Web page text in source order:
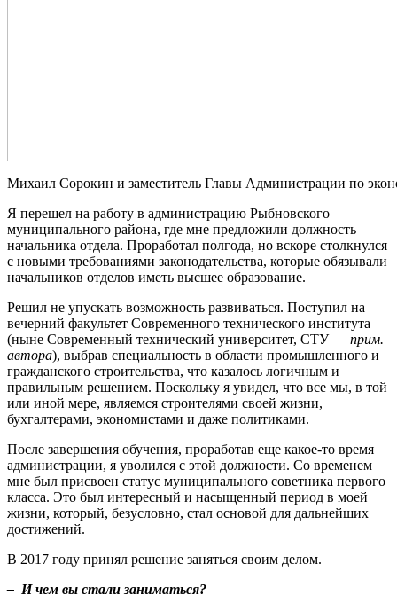
Михаил Сорокин и заместитель Главы Администрации по
Я перешел на работу в администрацию Рыбновского
муниципального района, где мне предложили должность
начальника отдела. Проработал полгода, но вскоре столкнулся
с новыми требованиями законодательства, которые обязывали
начальников отделов иметь высшее образование.
Решил не упускать возможность развиваться. Поступил на
вечерний факультет Современного технического института
(ныне Современный технический университет, СТУ — прим.
автора), выбрав специальность в области промышленного и
гражданского строительства, что казалось логичным и
правильным решением. Поскольку я увидел, что все мы, в той
или иной мере, являемся строителями своей жизни,
бухгалтерами, экономистами и даже политиками.
После завершения обучения, проработав еще какое-то время
администрации, я уволился с этой должности. Со временем
мне был присвоен статус муниципального советника первого
класса. Это был интересный и насыщенный период в моей
жизни, который, безусловно, стал основой для дальнейших
достижений.
В 2017 году принял решение заняться своим делом.
– И чем вы стали заниматься?